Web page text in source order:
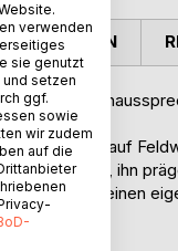
vor einem
Weg macht, auf
ihm helfen, ihn
Marcus seinen
verwenden
sie genutzt
setzen
ggf.
sowie
wir zudem
auf die